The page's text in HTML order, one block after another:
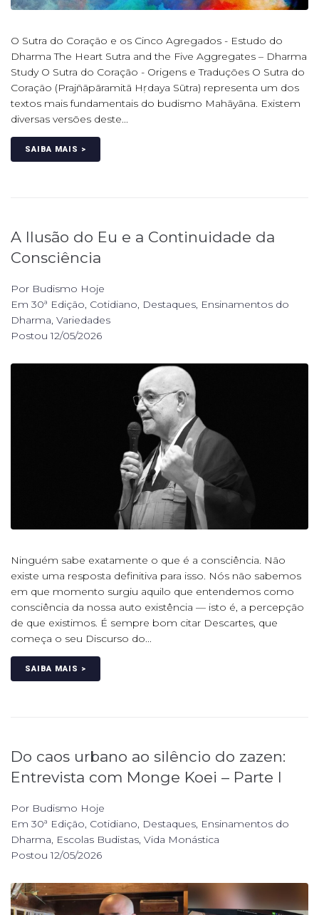
O Sutra do Coração e os Cinco Agregados - Estudo do
Dharma The Heart Sutra and the Five Aggregates – Dharma
Study O Sutra do Coração - Origens e Traduções O Sutra do
Coração (Prajñāpāramitā Hṛdaya Sūtra) representa um dos
textos mais fundamentais do budismo Mahāyāna. Existem
diversas versões deste...
SAIBA MAIS >
A Ilusão do Eu e a Continuidade da
Consciência
Por Budismo Hoje
Em 30ª Edição, Cotidiano, Destaques, Ensinamentos do
Dharma, Variedades
Postou12/05/2026
Ninguém sabe exatamente o que é a consciência. Não
existe uma resposta definitiva para isso. Nós não sabemos
em que momento surgiu aquilo que entendemos como
consciência da nossa auto existência — isto é, a percepção
de que existimos. É sempre bom citar Descartes, que
começa o seu Discurso do...
SAIBA MAIS >
Do caos urbano ao silêncio do zazen:
Entrevista com Monge Koei – Parte I
Por Budismo Hoje
Em 30ª Edição, Cotidiano, Destaques, Ensinamentos do
Dharma, Escolas Budistas, Vida Monástica
Postou12/05/2026